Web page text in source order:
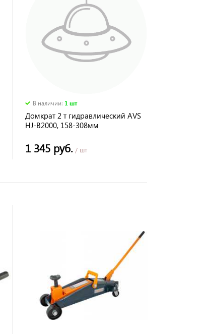
В наличии: 1 шт
Домкрат 2 т гидравлический AVS
HJ-B2000, 158-308мм
1 345 руб. / шт